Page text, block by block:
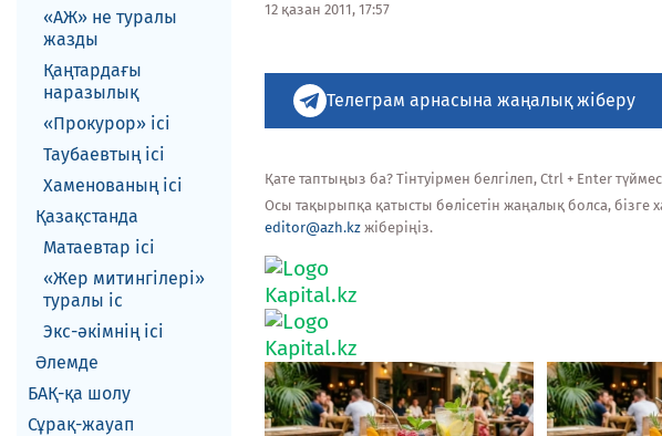
«АЖ» не туралы
жазды
Қаңтардағы
наразылық
«Прокурор» ісі
Таубаевтың ісі
Хаменованың ісі
Қазақстанда
Матаевтар ici
«Жер митингілері»
туралы іс
Экс-әкiмнiң iсi
Әлемде
БАҚ-қа шолу
Сұрақ-жауап
12 қазан 2011, 17:57
Телеграм арнасына жаңалық жіберу
Қате таптыңыз ба? Тінтуірмен белгілеп, Ctrl + Enter
Осы тақырыпқа қатысты бөлісетін жаңалық болса,
editor@azh.kz жіберіңіз.